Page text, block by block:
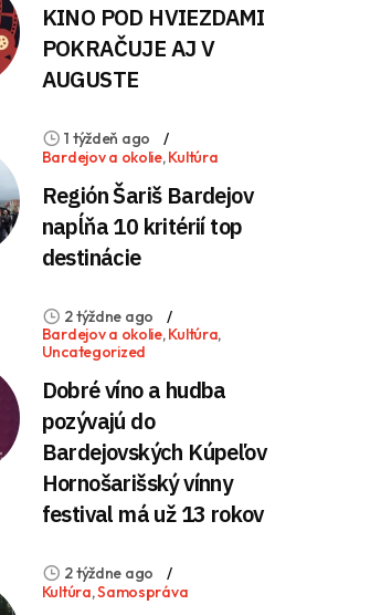
KINO POD HVIEZDAMI
POKRAČUJE AJ V
AUGUSTE
1 týždeň ago
Bardejov a okolie,Kultúra
Región Šariš Bardejov
napĺňa 10 kritérií top
destinácie
2 týždne ago
Bardejov a okolie,Kultúra,
Uncategorized
Dobré víno a hudba
pozývajú do
Bardejovských Kúpeľov
Hornošarišský vínny
festival má už 13 rokov
2 týždne ago
Kultúra,Samospráva